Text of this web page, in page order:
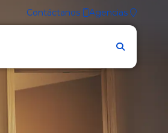
Contáctanos Agencias